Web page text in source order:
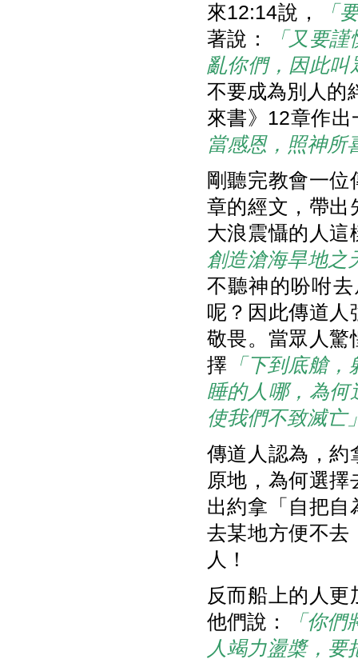
來12:14說，
「
著說：
「又要
亂你們，因此叫
不要成為別人的
來書》12章作
當感恩，照神所
剛聽完教會一
章的經文，帶出
大浪震懾的人這
創造滄海旱地之
不聽神的吩咐
呢？因此傳道人
敬畏。當眾人驚
擇 「下到底艙
睡的人哪，為何
使我們不致滅亡
傳道人認為，約
原地，為何選
出約拿「自把自
去某地方便不去
人！
反而船上的人
他們說：
「你
人竭力盪槳，要